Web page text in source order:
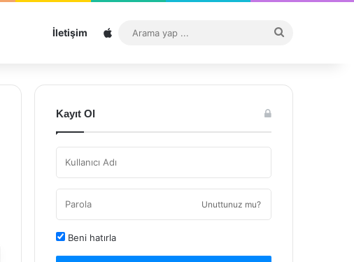
İletişim Sitemap
...
Kayıt Ol
Unuttunuz mu?
Beni hatırla